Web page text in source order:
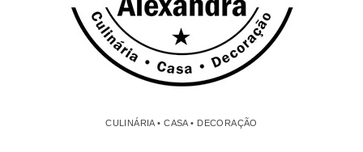
CULINÁRIA • CASA • DECORAÇÃO